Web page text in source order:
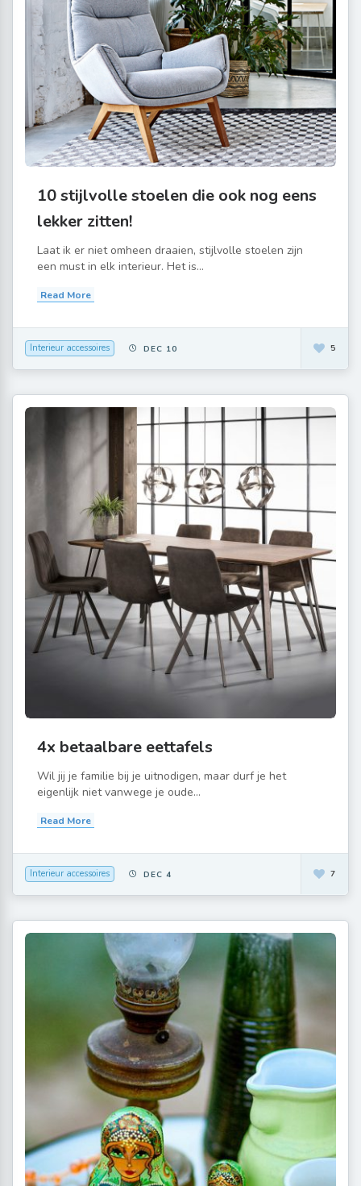
10 stijlvolle stoelen die ook nog eens
lekker zitten!
Laat ik er niet omheen draaien, stijlvolle stoelen zijn
een must in elk interieur. Het is...
Read More
Interieur accessoires DEC 10 5
4x betaalbare eettafels
Wil jij je familie bij je uitnodigen, maar durf je het
eigenlijk niet vanwege je oude...
Read More
Interieur accessoires DEC 4 7